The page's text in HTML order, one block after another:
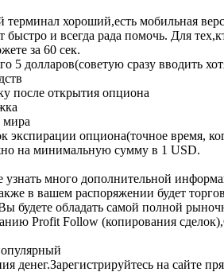
терминал хороший,есть мобильная
быстро и всегда рада помочь. Для
за 60 сек.
5 долларов(советую сразу вводить
после открытия опциона
мира
экспирации опциона(точное время,
на минимальную сумму в 1 USD.
много дополнительной
в вашем распоряжении будет
будете обладать самой полной
Profit Follow (копирования
денег.Зарегистрируйтесь на сайте